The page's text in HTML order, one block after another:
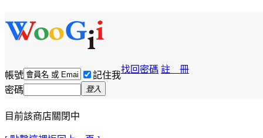
帳號 記住我
找回密碼 註 冊
密碼 登入
目前該商店關閉中